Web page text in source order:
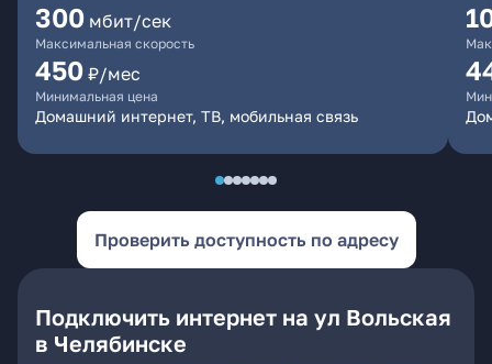
300 мбит/сек
Максимальная скорость
450 ₽/мес
Минимальная цена
Домашний интернет, ТВ, мобильная связь
Проверить доступность по адресу
Подключить интернет на ул Вольская
в Челябинске